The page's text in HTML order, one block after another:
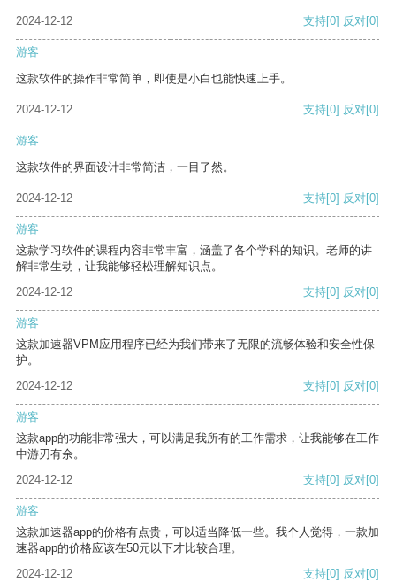
2024-12-12 支持[0] 反对[0]
游客
这款软件的操作非常简单，即使是小白也能快速上手。
2024-12-12 支持[0] 反对[0]
游客
这款软件的界面设计非常简洁，一目了然。
2024-12-12 支持[0] 反对[0]
游客
这款学习软件的课程内容非常丰富，涵盖了各个学科的知识。老师的讲
解非常生动，让我能够轻松理解知识点。
2024-12-12
支持[0] 反对[0]
游客
这款加速器VPM应用程序已经为我们带来了无限的流畅体验和安全性保
护。
2024-12-12
支持[0] 反对[0]
游客
这款app的功能非常强大，可以满足我所有的工作需求，让我能够在工作
中游刃有余。
2024-12-12
支持[0] 反对[0]
游客
这款加速器app的价格有点贵，可以适当降低一些。我个人觉得，一款加
速器app的价格应该在50元以下才比较合理。
2024-12-12
支持[0] 反对[0]